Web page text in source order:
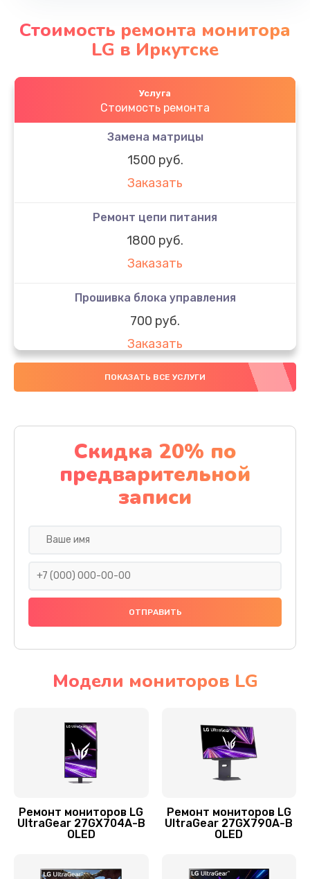
Стоимость ремонта монитора
LG в Иркутске
Услуга
Стоимость ремонта
Замена матрицы
1500 руб.
Заказать
Ремонт цепи питания
1800 руб.
Заказать
Прошивка блока управления
700 руб.
Заказать
Замена электронных компонентов
Заказать
Ремонт блока управления
700 руб.
Заказать
Замена кнопок управления
Ремонт инвертора
Замена платы управления (мат.платы, мейн
1300 руб.
Замена лампы подсветки
ПОКАЗАТЬ ВСЕ УСЛУГИ
Скидка 20% по
предварительной
записи
Модели мониторов LG
Ремонт мониторов LG
UltraGear 27GX704A-B
OLED
Ремонт мониторов LG
UltraGear 27GX790A-B
OLED